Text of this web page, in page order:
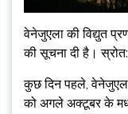
वेनेजुएला की विद्युत
की सूचना दी है। स्रोत:
कुछ दिन पहले, वेनेजुएला
को अगले अक्टूबर के